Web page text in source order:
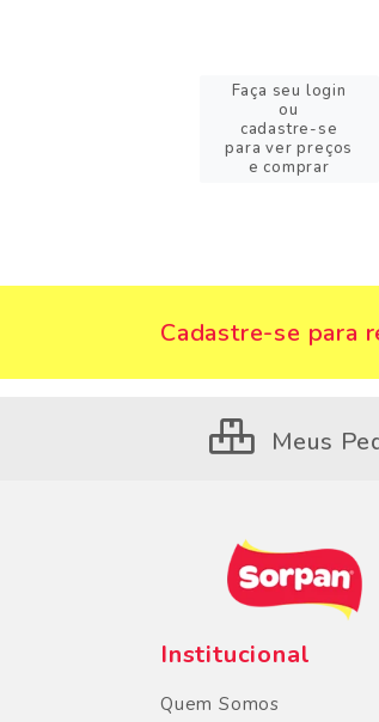
Faça seu login
ou
cadastre-se
para ver preços
e comprar
Cadastre-se para
Meus
Institucional
Quem Somos